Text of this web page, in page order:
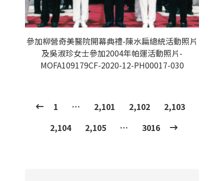
參加柳營奇美醫院開幕典禮-陳水扁總統活動照片
及吳淑珍女士參加2004年帕運活動照片-
MOFA109179CF-2020-12-PH00017-030
1 … 2,101 2,102
2,103
2,104
2,105 … 3016